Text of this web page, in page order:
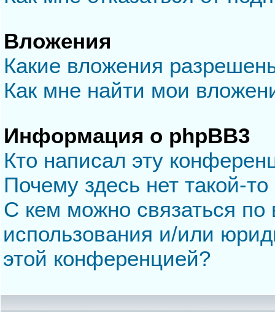
Вложения
Какие вложения
Как мне найти мои
Информация о phpBB3
Кто написал эту
Почему здесь нет такой-
С кем можно связаться по
использования и/или
этой конференцией?